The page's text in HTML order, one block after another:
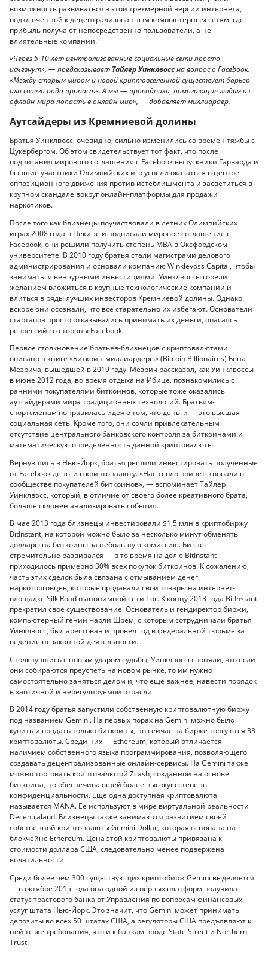
возможность развиваться в этой трехмерной версии интернета,
подключенной к децентрализованным компьютерным сетям, где
прибыль получают непосредственно пользователи, а не
влиятельные компании.
«Через 5-10 лет централизованные социальные сети просто
исчезнут», — предсказывает Тайлер Уинклвоссна вопрос о Facebook.
«Между старым миром и новой криптовселенной существует барьер
или своего рода пропасть. А мы — проводники, помогающие людям из
офлайн-мира попасть в онлайн-мир», — добавляет миллиардер.
Аутсайдеры из Кремниевой долины
Братья Уинклвосс, очевидно, сильно изменились со времен тяжбы c
Цукербергом. Об этом свидетельствует тот факт, что после
подписания мирового соглашения с Facebook выпускники Гарварда и
бывшие участники Олимпийских игр успели оказаться в центре
оппозиционного движения против истеблишмента и засветиться в
крупном скандале вокруг онлайн-платформы для продажи
наркотиков.
После того как близнецы поучаствовали в летних Олимпийских
играх 2008 года в Пекине и подписали мировое соглашение с
Facebook, они решили получить степень MBA в Оксфордском
университете. В 2010 году братья стали магистрами делового
администрирования и основали компанию Winklevoss Capital, чтобы
заниматься венчурными инвестициями. Уинклвоссы горели
желанием вложиться в крупные технологические компании и
влиться в ряды лучших инвесторов Кремниевой долины. Однако
вскоре они осознали, что все старательно их избегают. Основатели
стартапов просто отказывались принимать их деньги, опасаясь
репрессий со стороны Facebook.
Первое столкновение братьев-близнецов с криптовалютами
описано в книге «Биткоин-миллиардеры» (Bitcoin Billionaires) Бена
Мезрича, вышедшей в 2019 году. Мезрич рассказал, как Уинклвоссы
в июне 2012 года, во время отдыха на Ибице, познакомились с
ранними покупателями биткоинов, которые тоже оказались
аутсайдерами мира традиционных технологий. Братьям-
спортсменам понравилась идея о том, что деньги — это высшая
социальная сеть. Кроме того, они сочли привлекательным
отсутствие центрального банковского контроля за биткоинами и
математическую определенность данной криптовалюты.
Вернувшись в Нью-Йорк, братья решили инвестировать полученные
от Facebook деньги в криптовалюту. «Нас тепло приветствовали в
сообществе покупателей биткоинов», — вспоминает Тайлер
Уинклвосс, который, в отличие от своего более креативного брата,
больше склонен анализировать события.
В мае 2013 года близнецы инвестировали $1,5 млн в криптобиржу
BitInstant, на которой можно было за несколько минут обменять
доллары на биткоины за небольшую комиссию. Бизнес
стремительно развивался — в то время на долю BitInstant
приходилось примерно 30% всех покупок биткоинов. К сожалению,
часть этих сделок была связана с отмыванием денег
наркоторговцев, которые продавали свои товары на интернет-
площадке Silk Road в анонимной сети Tor. К концу 2013 года BitInstant
прекратил свое существование. Основатель и гендиректор биржи,
компьютерный гений Чарли Шрем, с которым сотрудничали братья
Уинклвосс, был арестован и провел год в федеральной тюрьме за
ведение незаконной деятельности.
Столкнувшись с новым ударом судьбы, Уинклвоссы поняли, что если
они собираются преуспеть на новом рынке, то им нужно
самостоятельно заняться делом и, что еще важнее, навести порядок
в хаотичной и нерегулируемой отрасли.
В 2014 году братья запустили собственную криптовалютную биржу
под названием Gemini. На первых порах на Gemini можно было
купить и продать только биткоины, но сейчас на бирже торгуются 33
криптовалюты. Среди них — Ethereum, который отличается
наличием собственного языка программирования, позволяющего
создавать децентрализованные онлайн-сервисы. На Gemini также
можно торговать криптовалютой Zcash, созданной на основе
биткоина, но обеспечивающей более высокую степень
конфиденциальности. Еще одна доступная криптовалюта
называется MANA. Ее используют в мире виртуальной реальности
Decentraland. Близнецы также занимаются развитием своей
собственной криптовалюты Gemini Dollar, которая основана на
блокчейне Ethereum. Цена этой криптовалюты привязана к
стоимости доллара США, следовательно менее подвержена
волатильности.
Среди более чем 300 существующих криптобирж Gemini выделяется
— в октябре 2015 года она одной из первых платформ получила
статус трастового банка от Управления по вопросам финансовых
услуг штата Нью‑Йорк. Это значит, что Gemini может принимать
депозиты во всех 50 штатах США, а регуляторы США предъявляют к
ней те же требования, что и к банкам вроде State Street и Northern
Trust.